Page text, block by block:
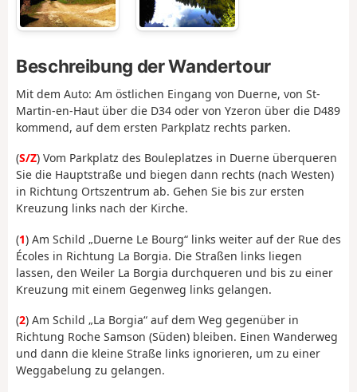
Beschreibung der Wandertour
Mit dem Auto: Am östlichen Eingang von Duerne, von St-
Martin-en-Haut über die D34 oder von Yzeron über die D489
kommend, auf dem ersten Parkplatz rechts parken.
(S/Z) Vom Parkplatz des Bouleplatzes in Duerne überqueren
Sie die Hauptstraße und biegen dann rechts (nach Westen)
in Richtung Ortszentrum ab. Gehen Sie bis zur ersten
Kreuzung links nach der Kirche.
(1) Am Schild „Duerne Le Bourg“ links weiter auf der Rue des
Écoles in Richtung La Borgia. Die Straßen links liegen
lassen, den Weiler La Borgia durchqueren und bis zu einer
Kreuzung mit einem Gegenweg links gelangen.
(2) Am Schild „La Borgia“ auf dem Weg gegenüber in
Richtung Roche Samson (Süden) bleiben. Einen Wanderweg
und dann die kleine Straße links ignorieren, um zu einer
Weggabelung zu gelangen.